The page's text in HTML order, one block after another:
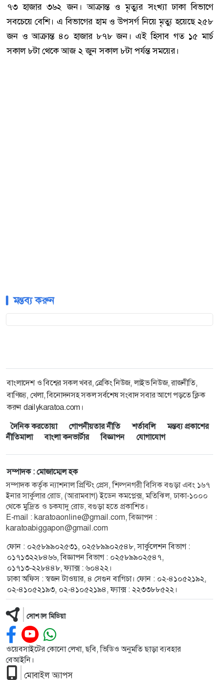
৭৩ হাজার ৩৬২ জন। আক্রান্ত ও মৃত্যুর সংখ্যা ঢাকা বিভাগে
সবচেয়ে বেশি। এ বিভাগের হাম ও উপসর্গ নিয়ে মৃত্যু হয়েছে ২৫৮
জন ও আক্রান্ত ৪০ হাজার ৮৭৮ জন। এই হিসাব গত ১৫ মার্চ
সকাল ৮টা থেকে আজ ২ জুন সকাল ৮টা পর্যন্ত সময়ের।
মন্তব্য করুন
বাংলাদেশ ও বিশ্বের সকল খবর, ব্রেকিং নিউজ, লাইভ নিউজ, রাজনীতি,
বাণিজ্য, খেলা, বিনোদনসহ সকল সর্বশেষ সংবাদ সবার আগে পড়তে ক্লিক
করুন dailykaratoa.com।
দৈনিক করতোয়া
গোপনীয়তার নীতি শর্তাবলি
মন্তব্য প্রকাশের
নীতিমালা
বাংলা কনভার্টার বিজ্ঞাপন যোগাযোগ
সম্পাদক : মোজাম্মেল হক
সম্পাদক কর্তৃক ন্যাশনাল প্রিন্টিং প্রেস, শিল্পনগরী বিসিক বগুড়া এবং ১৬৭
ইনার সার্কুলার রোড, (আরামবাগ) ইডেন কমপ্লেক্স, মতিঝিল, ঢাকা-১০০০
থেকে মুদ্রিত ও চকযাদু রোড, বগুড়া হতে প্রকাশিত।
E-mail : karatoaonline@gmail.com, বিজ্ঞাপন :
karatoabiggapon@gmail.com
ফোন : ০২৫৮৯৯০২৫৩১, ০২৫৮৯৯০২৫৪৮, সার্কুলেশন বিভাগ :
০১৭১৩২২৮৪৬৬, বিজ্ঞাপন বিভাগ : ০২৫৮৯৯০২৫৪৭,
০১৭১৩-২২৮৪৪৮, ফ্যাক্স : ৬০৪২২।
ঢাকা অফিস : স্বজন টাওয়ার, ৪ সেগুন বাগিচা। ফোন : ০২-৪১০৫২১৯২,
০২-৪১০৫২১৯৩, ০২-৪১০৫২১৯৪, ফ্যাক্স : ২২৩৩৮৮৫২২।
সোশ্যাল মিডিয়া
ওয়েবসাইটের কোনো লেখা, ছবি, ভিডিও অনুমতি ছাড়া ব্যবহার
বেআইনি।
মোবাইল অ্যাপস